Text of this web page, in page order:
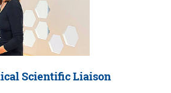
Scientific Liaison